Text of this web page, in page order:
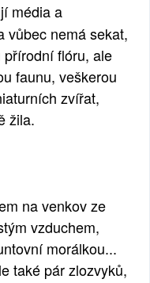
média a
vůbec nemá sekat,
flóru, ale
faunu, veškerou
zvířat,
žila.
na venkov ze
vzduchem,
morálkou...
také pár zlozvyků,